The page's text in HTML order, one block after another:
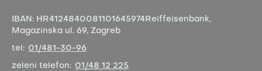
IBAN: HR4124840081101645974 Reiffeisenbank,
Magazinska ul. 69, Zagreb
tel: 01/481-30-96
zeleni telefon: 01/48 12 225